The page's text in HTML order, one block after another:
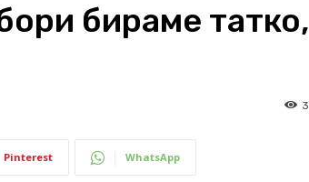
бираме
Pinterest WhatsApp